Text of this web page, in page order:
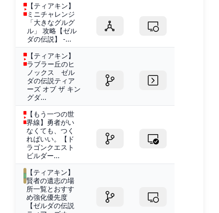
【ティアキン】
ミニチャレンジ
「大きなグルグ
ル」 攻略【ゼル
ダの伝説】 -...
【ティアキン】
ラブラー丘のヒ
ノックス ゼル
ダの伝説ティア
ーズ オブ ザ キン
グダ...
【もう一つの世
界線】勇者がい
なくても、つく
ればいい。【ド
ラゴンクエスト
ビルダー...
【ティアキン】
賢者の遺志の場
所一覧とおすす
め強化優先度
【ゼルダの伝説